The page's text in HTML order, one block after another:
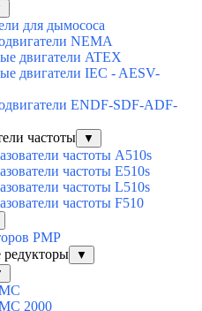
для дымососа
NEMA
двигатели ATEX
двигатели IEC - AESV-
ENDF-SDF-ADF-
частоты
▼
частоты A510s
частоты E510s
частоты L510s
частоты F510
PMP
▼
2000